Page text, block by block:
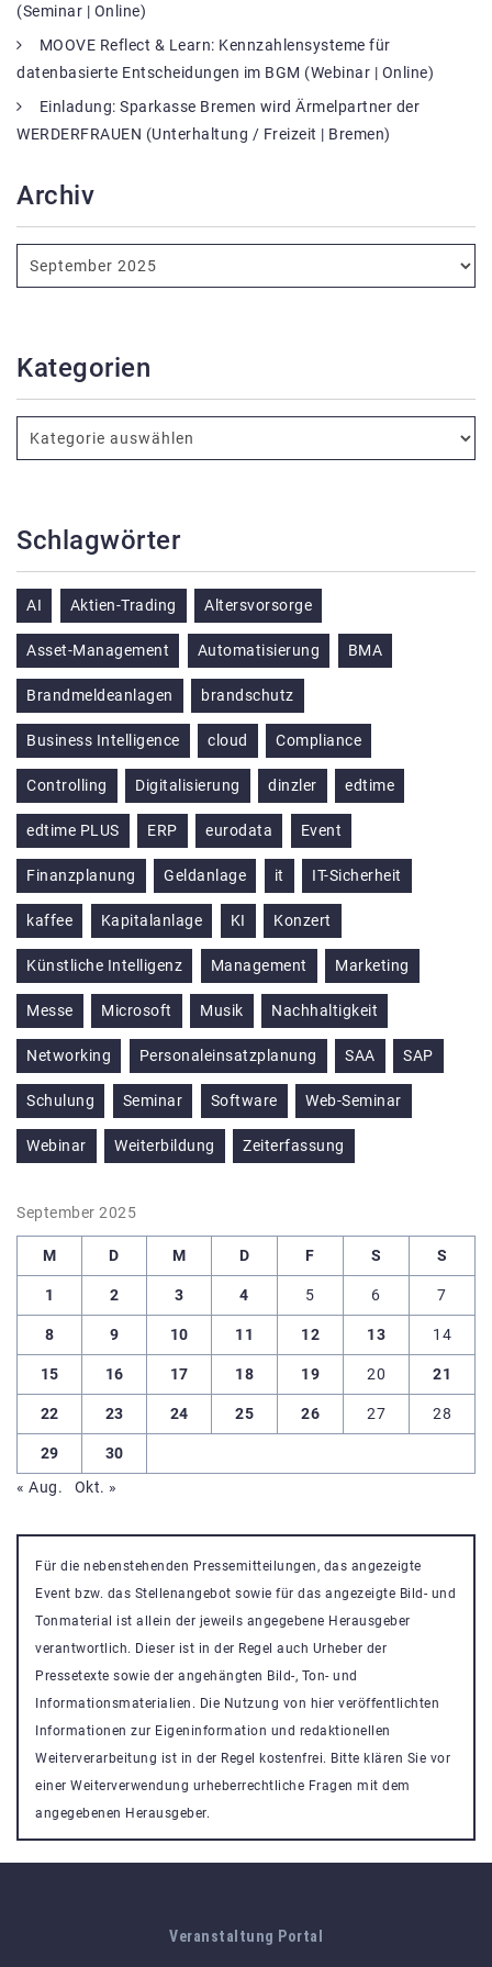
(Seminar | Online)
MOOVE Reflect & Learn: Kennzahlensysteme für
datenbasierte Entscheidungen im BGM (Webinar | Online)
Einladung: Sparkasse Bremen wird Ärmelpartner der
WERDERFRAUEN (Unterhaltung / Freizeit | Bremen)
Archiv
Kategorien
Schlagwörter
AI Aktien-Trading Altersvorsorge
Asset-Management Automatisierung BMA
Brandmeldeanlagen brandschutz
Business Intelligence cloud Compliance
Controlling Digitalisierung dinzler edtime
edtime PLUS ERP eurodata Event
Finanzplanung Geldanlage it IT-Sicherheit
kaffee Kapitalanlage KI Konzert
Künstliche Intelligenz Management Marketing
Messe Microsoft Musik Nachhaltigkeit
Networking Personaleinsatzplanung SAA SAP
Schulung Seminar Software Web-Seminar
Webinar Weiterbildung Zeiterfassung
September 2025
M D M D F S S
1 2 3 4 5 6 7
8 9 10 11 12 13 14
15 16 17 18 19 20 21
22 23 24 25 26 27 28
29
30
« Aug.
Okt. »
Für die nebenstehenden Pressemitteilungen, das angezeigte
Event bzw. das Stellenangebot sowie für das angezeigte Bild- und
Tonmaterial ist allein der jeweils angegebene Herausgeber
verantwortlich. Dieser ist in der Regel auch Urheber der
Pressetexte sowie der angehängten Bild-, Ton- und
Informationsmaterialien. Die Nutzung von hier veröffentlichten
Informationen zur Eigeninformation und redaktionellen
Weiterverarbeitung ist in der Regel kostenfrei. Bitte klären Sie vor
einer Weiterverwendung urheberrechtliche Fragen mit dem
angegebenen Herausgeber.
Veranstaltung Portal